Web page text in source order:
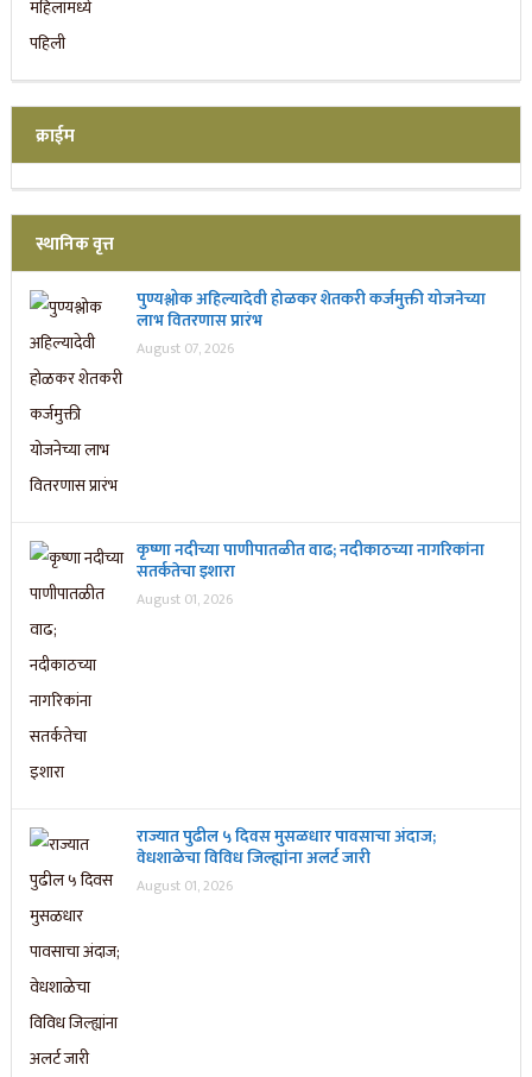
क्राईम
स्थानिक वृत्त
पुण्यश्लोक अहिल्यादेवी होळकर शेतकरी कर्जमुक्ती योजनेच्या
लाभ वितरणास प्रारंभ
August 07, 2026
कृष्णा नदीच्या पाणीपातळीत वाढ; नदीकाठच्या नागरिकांना
सतर्कतेचा इशारा
August 01, 2026
राज्यात पुढील ५ दिवस मुसळधार पावसाचा अंदाज;
वेधशाळेचा विविध जिल्ह्यांना अलर्ट जारी
August 01, 2026